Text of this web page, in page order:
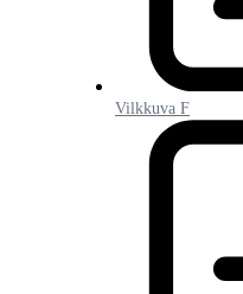
Vilkkuva F